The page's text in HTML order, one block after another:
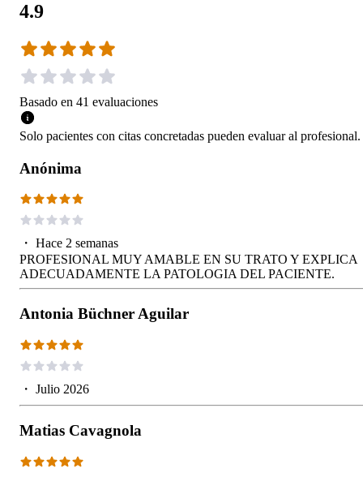
4.9
Basado en 41 evaluaciones
Solo pacientes con citas concretadas pueden evaluar al profesional.
Anónima
・ Hace 2 semanas
PROFESIONAL MUY AMABLE EN SU TRATO Y EXPLICA
ADECUADAMENTE LA PATOLOGIA DEL PACIENTE.
Antonia Büchner Aguilar
・ Julio 2026
Matias Cavagnola